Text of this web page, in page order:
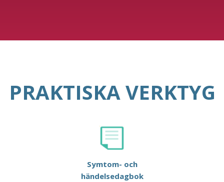
PRAKTISKA VERKTYG
Symtom- och
händelsedagbok